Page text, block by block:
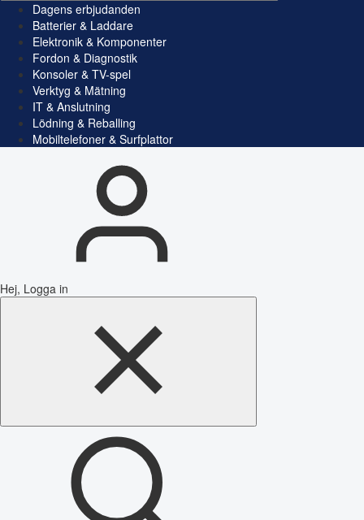
Dagens erbjudanden
Batterier & Laddare
Elektronik & Komponenter
Fordon & Diagnostik
Konsoler & TV-spel
Verktyg & Mätning
IT & Anslutning
Lödning & Reballing
Mobiltelefoner & Surfplattor
Hej, Logga in